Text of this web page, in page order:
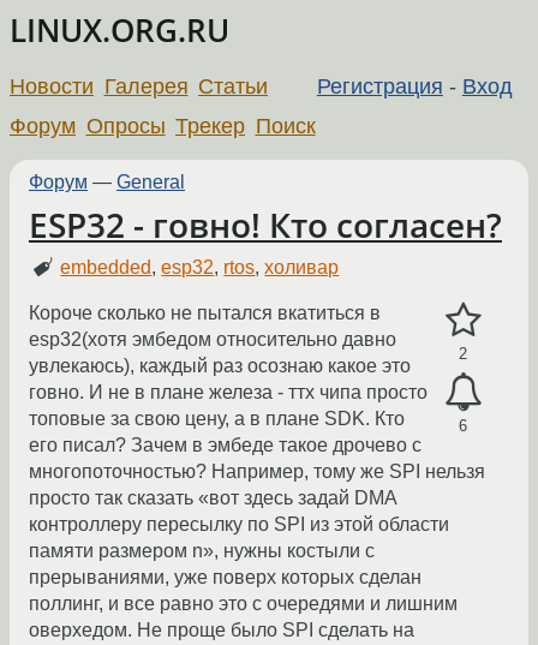
LINUX.ORG.RU
Регистрация - Вход
Новости Галерея Статьи
Форум Опросы Трекер Поиск
Форум — General
ESP32 - говно! Кто согласен?
embedded,esp32, rtos,холивар
2
6
Короче сколько не пытался вкатиться в
esp32(хотя эмбедом относительно давно
увлекаюсь), каждый раз осознаю какое это
говно. И не в плане железа - ттх чипа просто
топовые за свою цену, а в плане SDK. Кто
его писал? Зачем в эмбеде такое дрочево с
многопоточностью? Например, тому же SPI нельзя
просто так сказать «вот здесь задай DMA
контроллеру пересылку по SPI из этой области
памяти размером n», нужны костыли с
прерываниями, уже поверх которых сделан
поллинг, и все равно это с очередями и лишним
оверхедом. Не проще было SPI сделать на